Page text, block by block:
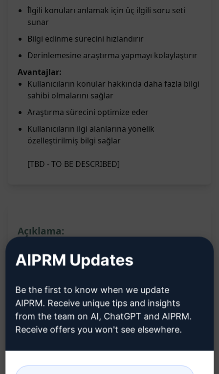
İlgili konuları anlamak için üç ilgili soru seti
sunar
Bilgi edinme sürecini hızlandırır
Derinlemesine araştırma yapmayı kolaylaştırır
Avantajlar:
Kullanıcıların konular hakkında daha fazla bilgi
sahibi olmalarını sağlar
Araştırma sürecini optimize eder
Kullanıcıların ilgi alanlarına yönelik
özelleştirilmiş bilgi sağlar
[TBD - TO BE DESCRIBED]
Açıklama:
[TBD - TO BE DESCRIBED]
Claude'u dene ChatGPT'yi deneyin
İstem İstatistikleri
106 0 64
Lütfen dikkat: Yukarıdaki açıklama doğruluk
AIPRM Updates
Be the first to know when we update
AIPRM. Receive unique tips and insights
from the team on AI, ChatGPT and AIPRM.
Receive offers you won't see elsewhere.